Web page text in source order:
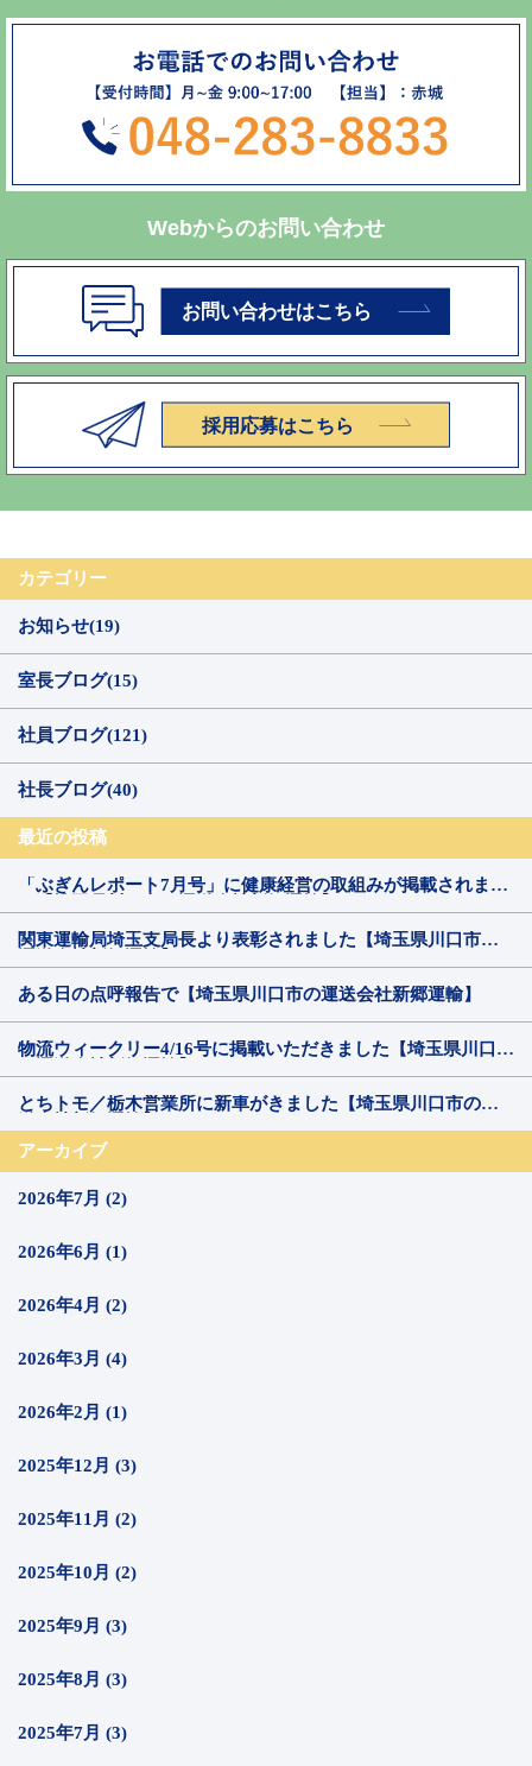
Webからのお問い合わせ
カテゴリー
お知らせ(19)
室長ブログ(15)
社員ブログ(121)
社長ブログ(40)
最近の投稿
「ぶぎんレポート7月号」に健康経営の取組みが掲載されまし
関東運輸局埼玉支局長より表彰されました【埼玉県川口市の
ある日の点呼報告で【埼玉県川口市の運送会社新郷運輸】
物流ウィークリー4/16号に掲載いただきました【埼玉県川口市
とちトモ／栃木営業所に新車がきました【埼玉県川口市の運
アーカイブ
2026年7月 (2)
2026年6月 (1)
2026年4月 (2)
2026年3月 (4)
2026年2月 (1)
2025年12月 (3)
2025年11月 (2)
2025年10月 (2)
2025年9月 (3)
2025年8月 (3)
2025年7月 (3)